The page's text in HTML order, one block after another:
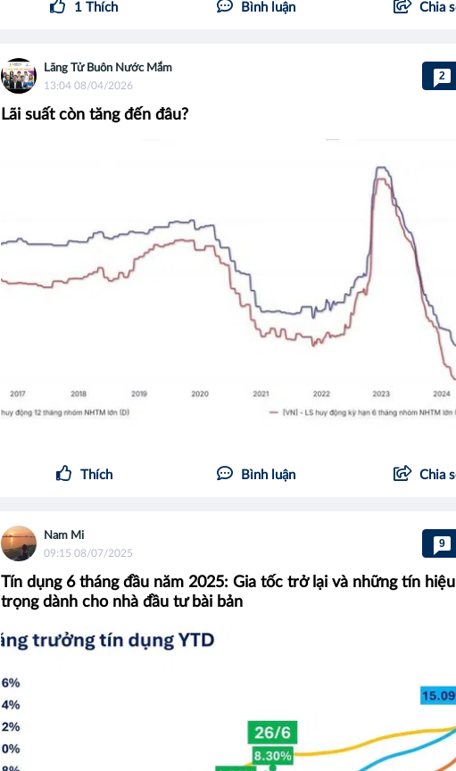
1 Thích Bình luận Chia
Lãng Tử Buôn Nước Mắm
13:04 08/04/2026
2
Lãi suất còn tăng đến đâu?
Thích Bình luận Chia
Nam Mi
09:15 08/07/2025
9
Tín dụng 6 tháng đầu năm 2025: Gia tốc trở lại và những tín
trọng dành cho nhà đầu tư bài bản